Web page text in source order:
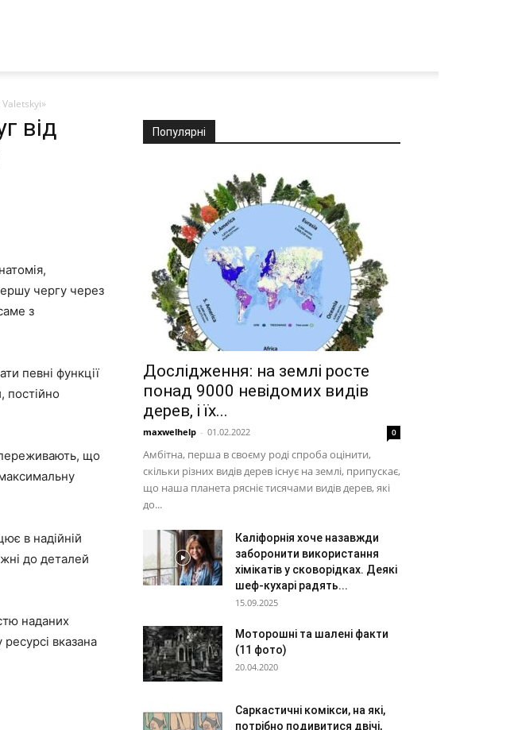
від
чергу через
з
певні функції
постійно
переживають, що
в надійній
до деталей
наданих
вказана
Популярні
Дослідження: на землі росте
понад 9000 невідомих видів
дерев, і їх...
maxwelhelp - 01.02.2022 0
Амбітна, перша в своєму роді спроба оцінити,
скільки різних видів дерев існує на землі, припускає,
що наша планета рясніє тисячами видів дерев, які
до...
Каліфорнія хоче назавжди
заборонити використання
хімікатів у сковорідках. Деякі
шеф-кухарі радять...
15.09.2025
Моторошні та шалені факти
(11 фото)
20.04.2020
Саркастичні комікси, на які,
потрібно подивитися двічі,